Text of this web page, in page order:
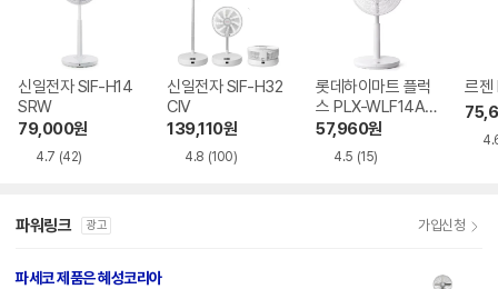
신일전자 SIF-H14
SRW
79,000원
4.7 (42)
신일전자 SIF-H32
CIV
139,110원
4.8 (100)
롯데하이마트 플럭
스 PLX-WLF14AB
WH
57,960원
4.5 (15)
르젠
파워링크 광고 가입신청
파세코 제품은 혜성코리아